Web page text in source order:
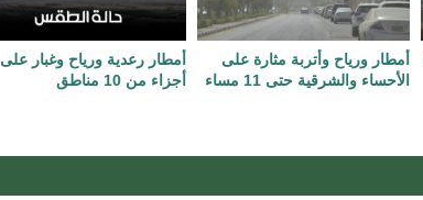
أمطار ورياح وأتربة مثارة على
الأحساء والشرقية حتى 11 مساء
أمطار رعدية ورياح وغبار على
أجزاء من 10 مناطق